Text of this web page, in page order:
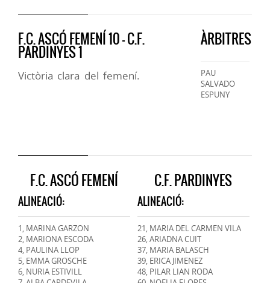
F.C. ASCÓ FEMENÍ 10 - C.F.
PARDINYES 1
Victòria clara del femení.
ÀRBITRES
PAU
SALVADO
ESPUNY
F.C. ASCÓ FEMENÍ
ALINEACIÓ:
1, MARINA GARZON
2, MARIONA ESCODA
4, PAULINA LLOP
5, EMMA GROSCHE
6, NURIA ESTIVILL
C.F. PARDINYES
ALINEACIÓ:
21, MARIA DEL CARMEN VILA
26, ARIADNA CUIT
37, MARIA BALASCH
39, ERICA JIMENEZ
48, PILAR LIAN RODA